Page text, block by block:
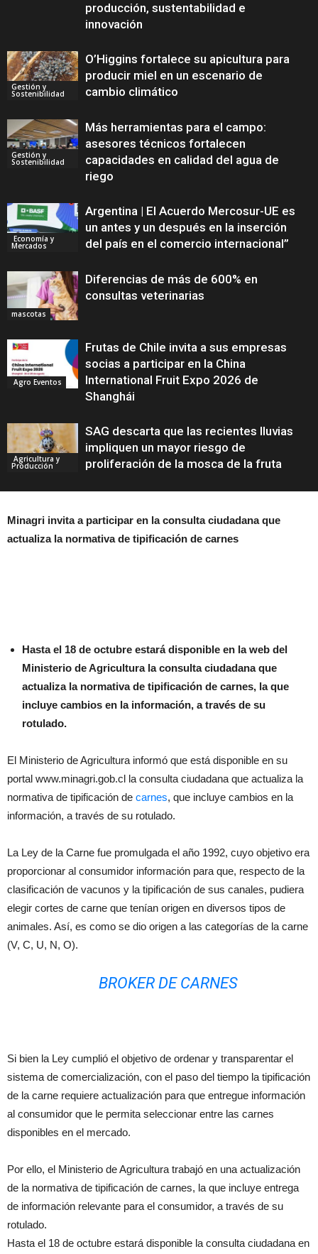
producción, sustentabilidad e
innovación
Gestión y
Sostenibilidad
O’Higgins fortalece su apicultura para
producir miel en un escenario de
cambio climático
Gestión y
Sostenibilidad
Más herramientas para el campo:
asesores técnicos fortalecen
capacidades en calidad del agua de
riego
Economía y
Mercados
Argentina | El Acuerdo Mercosur-UE es
un antes y un después en la inserción
del país en el comercio internacional”
mascotas
Diferencias de más de 600% en
consultas veterinarias
Agro Eventos
Frutas de Chile invita a sus empresas
socias a participar en la China
International Fruit Expo 2026 de
Shanghái
Agricultura y
Producción
SAG descarta que las recientes lluvias
impliquen un mayor riesgo de
proliferación de la mosca de la fruta
Minagri invita a participar en la consulta ciudadana que
actualiza la normativa de tipificación de carnes
Hasta el 18 de octubre estará disponible en la web del
Ministerio de Agricultura la consulta ciudadana que
actualiza la normativa de tipificación de carnes, la que
incluye cambios en la información, a través de su
rotulado.
El Ministerio de Agricultura informó que está disponible en su
portal www.minagri.gob.cl la consulta ciudadana que actualiza la
normativa de tipificación de carnes, que incluye cambios en la
información, a través de su rotulado.
La Ley de la Carne fue promulgada el año 1992, cuyo objetivo era
proporcionar al consumidor información para que, respecto de la
clasificación de vacunos y la tipificación de sus canales, pudiera
elegir cortes de carne que tenían origen en diversos tipos de
animales. Así, es como se dio origen a las categorías de la carne
(V, C, U, N, O).
BROKER DE CARNES
Si bien la Ley cumplió el objetivo de ordenar y transparentar el
sistema de comercialización, con el paso del tiempo la tipificación
de la carne requiere actualización para que entregue información
al consumidor que le permita seleccionar entre las carnes
disponibles en el mercado.
Por ello, el Ministerio de Agricultura trabajó en una actualización
de la normativa de tipificación de carnes, la que incluye entrega
de información relevante para el consumidor, a través de su
rotulado.
Hasta el 18 de octubre estará disponible la consulta ciudadana en